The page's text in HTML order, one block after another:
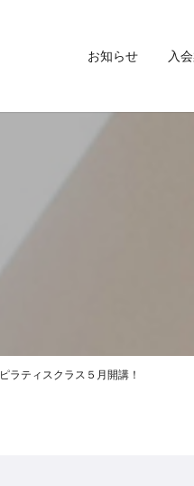
お知らせ 入
ピラティスクラス５月開講！